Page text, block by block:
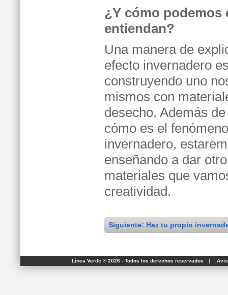
¿Y cómo podemos
entiendan?
Una manera de
efecto invernadero
construyendo uno
mismos con
desecho. Además
cómo es el
invernadero,
enseñando a dar
materiales que
creatividad.
Siguiente: Haz tu propio
Línea Verde ® 2026 - Todos los derechos reservados |